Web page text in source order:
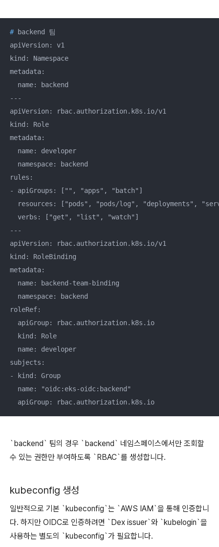
# backend 팀
apiVersion: v1
kind: Namespace
metadata:
  name: backend
---
apiVersion: rbac.authorization.k8s.io/v1
kind: Role
metadata:
  name: developer
  namespace: backend
rules:
- apiGroups: ["", "apps", "batch"]
resources: ["pods", "pods/log", "deployments",
  verbs: ["get", "list", "watch"]
---
apiVersion: rbac.authorization.k8s.io/v1
kind: RoleBinding
metadata:
  name: backend-team-binding
  namespace: backend
roleRef:
  apiGroup: rbac.authorization.k8s.io
  kind: Role
  name: developer
subjects:
- kind: Group
  name: "oidc:eks-oidc:backend"
  apiGroup: rbac.authorization.k8s.io
`backend` 팀의 경우 `backend` 네임스페이스에서만 조회할
수 있는 권한만 부여하도록 `RBAC`를 생성합니다.
kubeconfig 생성
일반적으로 기본 `kubeconfig`는 `AWS IAM`을 통해 인증합니
다. 하지만 OIDC로 인증하려면 `Dex issuer`와 `kubelogin`을
사용하는 별도의 `kubeconfig`가 필요합니다.